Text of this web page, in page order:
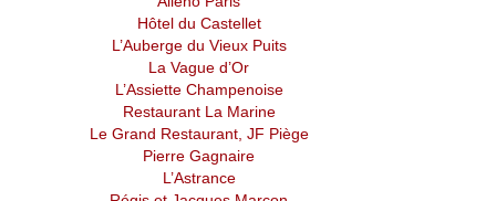
Hôtel du Castellet
L’Auberge du Vieux Puits
La Vague d’Or
L’Assiette Champenoise
Restaurant La Marine
Le Grand Restaurant, JF Piège
Pierre Gagnaire
L’Astrance